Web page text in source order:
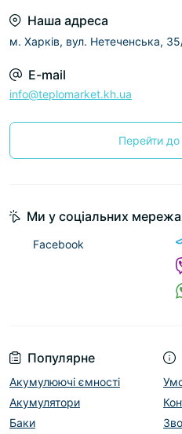
Наша адреса
м. Харків, вул. Нетеченська,
E-mail
info@teplomarket.kh.ua
Перейти до
Популярне
Акумулюючі ємності
Акумулятори
Баки
Ми у соціальних
Facebook